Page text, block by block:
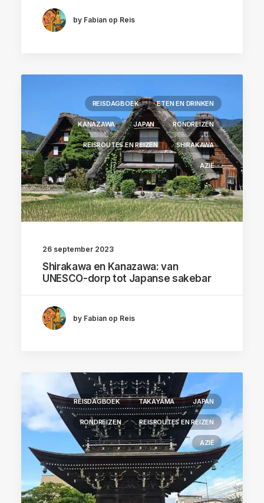
by Fabian op Reis
REISDAGBOEK ETEN EN DRINKEN
KANAZAWA JAPAN RONDREIZEN
REISROUTES EN REIZEN SHIRAKAWA
AZIË
26 september 2023
Shirakawa en Kanazawa: van
UNESCO-dorp tot Japanse sakebar
by Fabian op Reis
REISDAGBOEK TAKAYAMA JAPAN
RONDREIZEN REISROUTES EN REIZEN
AZIË